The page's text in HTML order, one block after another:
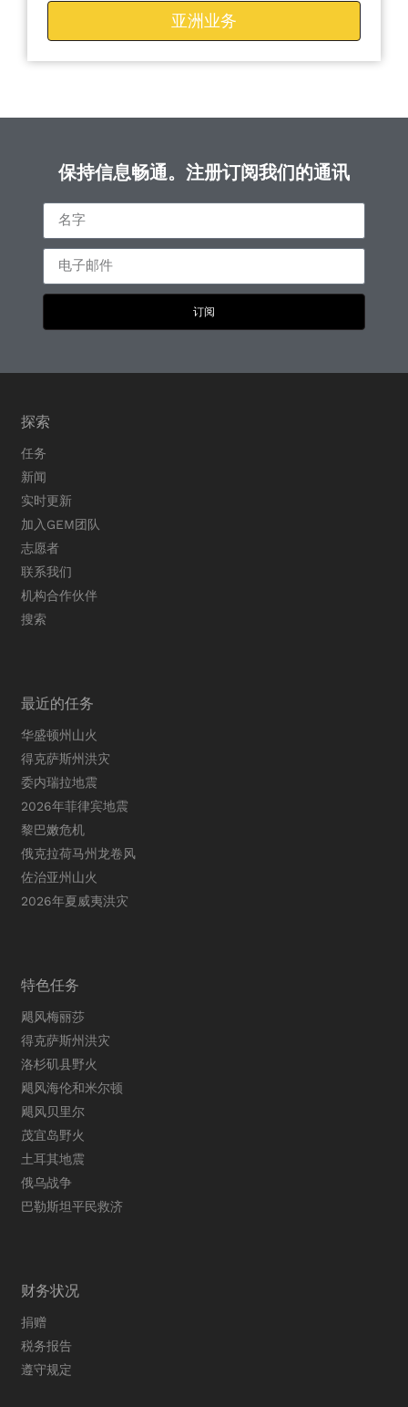
亚洲业务
保持信息畅通。注册订阅我们的通讯
订阅
探索
任务
新闻
实时更新
加入GEM团队
志愿者
联系我们
机构合作伙伴
搜索
最近的任务
华盛顿州山火
得克萨斯州洪灾
委内瑞拉地震
2026年菲律宾地震
黎巴嫩危机
俄克拉荷马州龙卷风
佐治亚州山火
2026年夏威夷洪灾
特色任务
飓风梅丽莎
得克萨斯州洪灾
洛杉矶县野火
飓风海伦和米尔顿
飓风贝里尔
茂宜岛野火
土耳其地震
俄乌战争
巴勒斯坦平民救济
财务状况
捐赠
税务报告
遵守规定